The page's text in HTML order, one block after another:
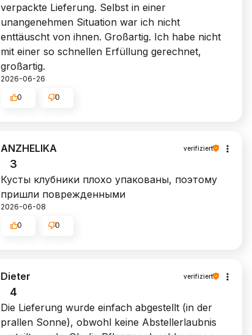
verpackte Lieferung. Selbst in einer
unangenehmen Situation war ich nicht
enttäuscht von ihnen. Großartig. Ich habe nicht
mit einer so schnellen Erfüllung gerechnet,
großartig.
2026-06-26
0 0
ANZHELIKA verifiziert
3
Кусты клубники плохо упакованы, поэтому
пришли поврежденными
2026-06-08
0 0
Dieter verifiziert
4
Die Lieferung wurde einfach abgestellt (in der
prallen Sonne), obwohl keine Abstellerlaubnis